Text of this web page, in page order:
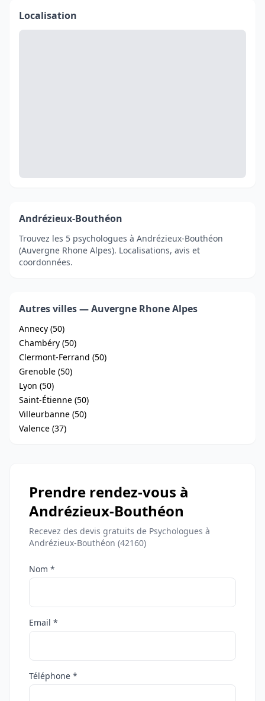
Localisation
Andrézieux-Bouthéon
Trouvez les 5 psychologues à Andrézieux-Bouthéon
(Auvergne Rhone Alpes). Localisations, avis et
coordonnées.
Autres villes — Auvergne Rhone Alpes
Annecy (50)
Chambéry (50)
Clermont-Ferrand (50)
Grenoble (50)
Lyon (50)
Saint-Étienne (50)
Villeurbanne (50)
Valence (37)
Prendre rendez-vous à
Andrézieux-Bouthéon
Recevez des devis gratuits de Psychologues à
Andrézieux-Bouthéon (42160)
Nom *
Email *
Téléphone *